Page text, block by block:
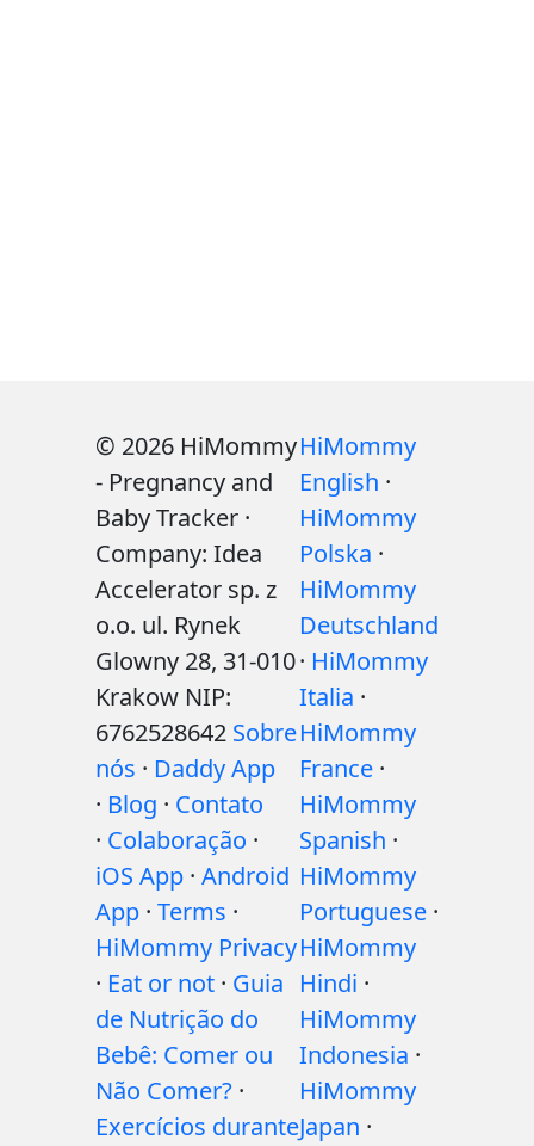
© 2026 HiMommy
- Pregnancy and
Baby Tracker ·
Company: Idea
Accelerator sp. z
o.o. ul. Rynek
Glowny 28, 31-010
Krakow NIP:
6762528642 Sobre
nós · Daddy App
· Blog · Contato
· Colaboração ·
iOS App · Android
App · Terms ·
HiMommy Privacy
· Eat or not · Guia
de Nutrição do
Bebê: Comer ou
Não Comer? ·
Exercícios durante
HiMommy
English ·
HiMommy
Polska ·
HiMommy
Deutschland
· HiMommy
Italia ·
HiMommy
France ·
HiMommy
Spanish ·
HiMommy
Portuguese ·
HiMommy
Hindi ·
HiMommy
Indonesia ·
HiMommy
Japan ·